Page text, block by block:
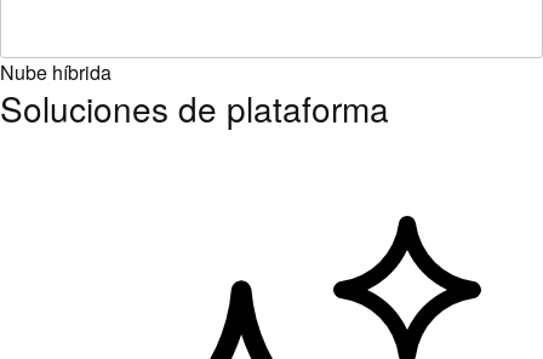
Nube híbrida
Soluciones de plataforma